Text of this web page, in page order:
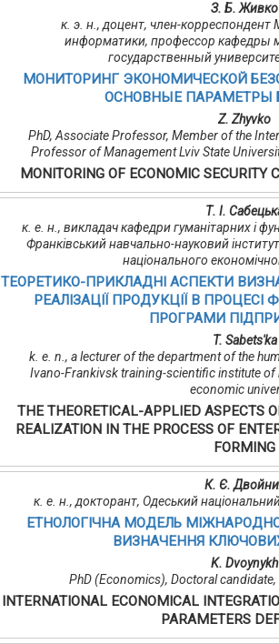
З. Б. Живко
к. э. н., доцент, член-
информатики, профессор кафедры
государственный
МОНИТОРИНГ ЭКОНОМИЧЕСКОЙ
ОСНОВНЫЕ ПАРАМЕТРЫ
Z. Zhyvko
PhD, Associate Professor, Member of the
Professor of Management Lviv State
MONITORING OF ECONOMIC SECURITY
Т. І.
к. е. н., викладач кафедри гуманітарних і
Франківський навчально-науковий
національного
ТЕОРЕТИКО-ПРИКЛАДНІ АСПЕКТИ
РЕАЛІЗАЦІЇ ПРОДУКЦІЇ В
ПРОГРАМИ
T. Sabets'ka
k. e. n., a lecturer of the department of the
Ivano-Frankivsk training-scientific institute
economic
THE THEORETICAL-APPLIED ASPECTS
REALIZATION IN THE PROCESS OF
FORMING
К. Є.
к. е. н., докторант, Одеський
ЕТНОЛОГІЧНА МОДЕЛЬ
ВИЗНАЧЕННЯ
K. Dvoynykh
PhD (Economics), Doctoral
INTERNATIONAL ECONOMICAL
PARAMETERS